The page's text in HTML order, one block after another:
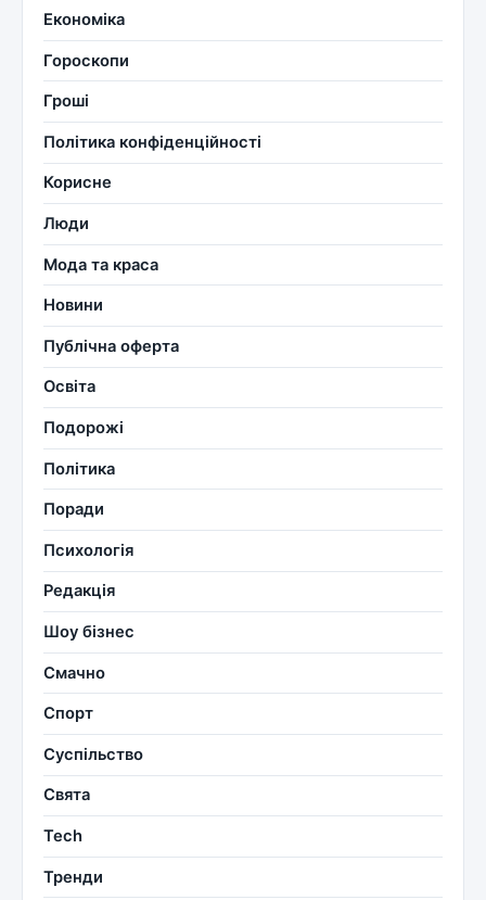
Економіка
Гороскопи
Гроші
Політика конфіденційності
Корисне
Люди
Мода та краса
Новини
Публічна оферта
Освіта
Подорожі
Політика
Поради
Психологія
Редакція
Шоу бізнес
Смачно
Спорт
Суспільство
Свята
Tech
Тренди